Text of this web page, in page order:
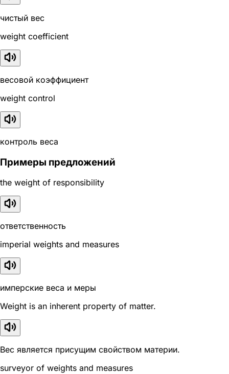
чистый вес
weight coefficient
весовой коэффициент
weight control
контроль веса
Примеры предложений
the weight of responsibility
ответственность
imperial weights and measures
имперские веса и меры
Weight is an inherent property of matter.
Вес является присущим свойством материи.
surveyor of weights and measures